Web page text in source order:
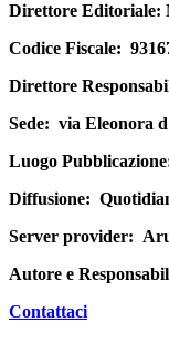
Direttore Editoriale:
Codice Fiscale:
Direttore
Sede: via Eleonora
Luogo
Diffusione:
Server provider:
Autore e
Contattaci